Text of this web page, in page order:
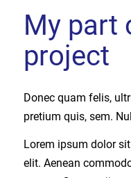
My part
project
Donec quam felis,
pretium quis, sem.
Lorem ipsum dolor
elit. Aenean